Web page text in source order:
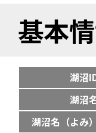
基本
湖沼
湖沼
湖沼名（よみ）